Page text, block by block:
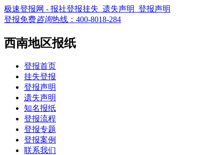
极速登报网 - 报社登报挂失_遗失声明_登报声明
登报免费咨询热线： 400-8018-284
西南地区报纸
登报首页
挂失登报
登报声明
遗失声明
知名报纸
登报流程
登报专题
登报案例
联系我们